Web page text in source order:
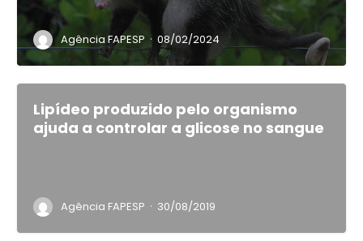
Agência FAPESP · 08/02/2024
Lipídeo produzido pelo organismo
ajuda a controlar a glicose no sangue
Agência FAPESP · 30/08/2019